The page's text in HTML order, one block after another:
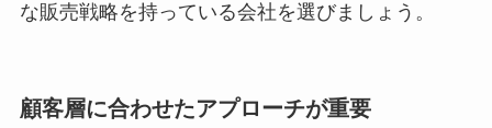
な販売戦略を持っている会社を選びましょう。
顧客層に合わせたアプローチが重要